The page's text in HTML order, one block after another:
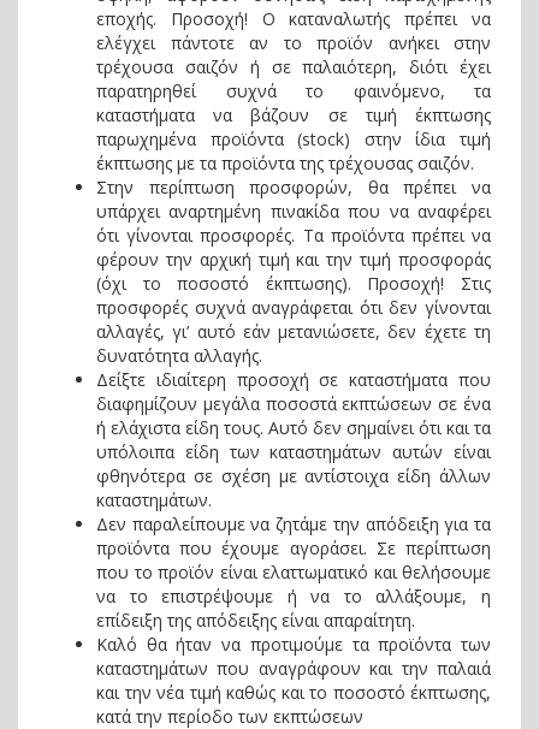
εποχής. Προσοχή! Ο καταναλωτής πρέπει να
ελέγχει πάντοτε αν το προϊόν ανήκει στην
τρέχουσα σαιζόν ή σε παλαιότερη, διότι έχει
παρατηρηθεί συχνά το φαινόμενο, τα
καταστήματα να βάζουν σε τιμή έκπτωσης
παρωχημένα προϊόντα (stock) στην ίδια τιμή
έκπτωσης με τα προϊόντα της τρέχουσας σαιζόν.
Στην περίπτωση προσφορών, θα πρέπει να
υπάρχει αναρτημένη πινακίδα που να αναφέρει
ότι γίνονται προσφορές. Τα προϊόντα πρέπει να
φέρουν την αρχική τιμή και την τιμή προσφοράς
(όχι το ποσοστό έκπτωσης). Προσοχή! Στις
προσφορές συχνά αναγράφεται ότι δεν γίνονται
αλλαγές, γι’ αυτό εάν μετανιώσετε, δεν έχετε τη
δυνατότητα αλλαγής.
Δείξτε ιδιαίτερη προσοχή σε καταστήματα που
διαφημίζουν μεγάλα ποσοστά εκπτώσεων σε ένα
ή ελάχιστα είδη τους. Αυτό δεν σημαίνει ότι και τα
υπόλοιπα είδη των καταστημάτων αυτών είναι
φθηνότερα σε σχέση με αντίστοιχα είδη άλλων
καταστημάτων.
Δεν παραλείπουμε να ζητάμε την απόδειξη για τα
προϊόντα που έχουμε αγοράσει. Σε περίπτωση
που το προϊόν είναι ελαττωματικό και θελήσουμε
να το επιστρέψουμε ή να το αλλάξουμε, η
επίδειξη της απόδειξης είναι απαραίτητη.
Καλό θα ήταν να προτιμούμε τα προϊόντα των
καταστημάτων που αναγράφουν και την παλαιά
και την νέα τιμή καθώς και το ποσοστό έκπτωσης,
κατά την περίοδο των εκπτώσεων